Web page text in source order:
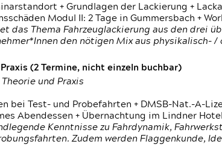
+ Grundlagen der Lackierung +
Modul II: 2 Tage in Gummersbach +
das Thema Fahrzeuglackierung aus den drei
den nötigen Mix aus physikalisch- /
(2 Termine, nicht einzeln buchbar)
und Praxis
bei Test- und Probefahrten + DMSB-Nat.-A-
Abendessen + Übernachtung im Lindner
Kenntnisse zu Fahrdynamik,
Zudem werden Flaggenkunde,